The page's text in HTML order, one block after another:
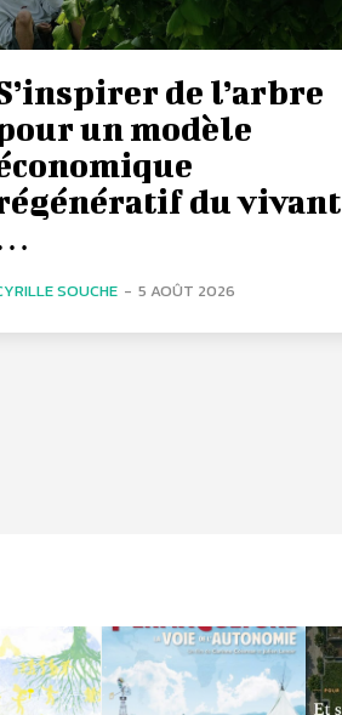
de l’arbre
un modèle
du vivant
SOUCHE - 5 AOÛT 2026